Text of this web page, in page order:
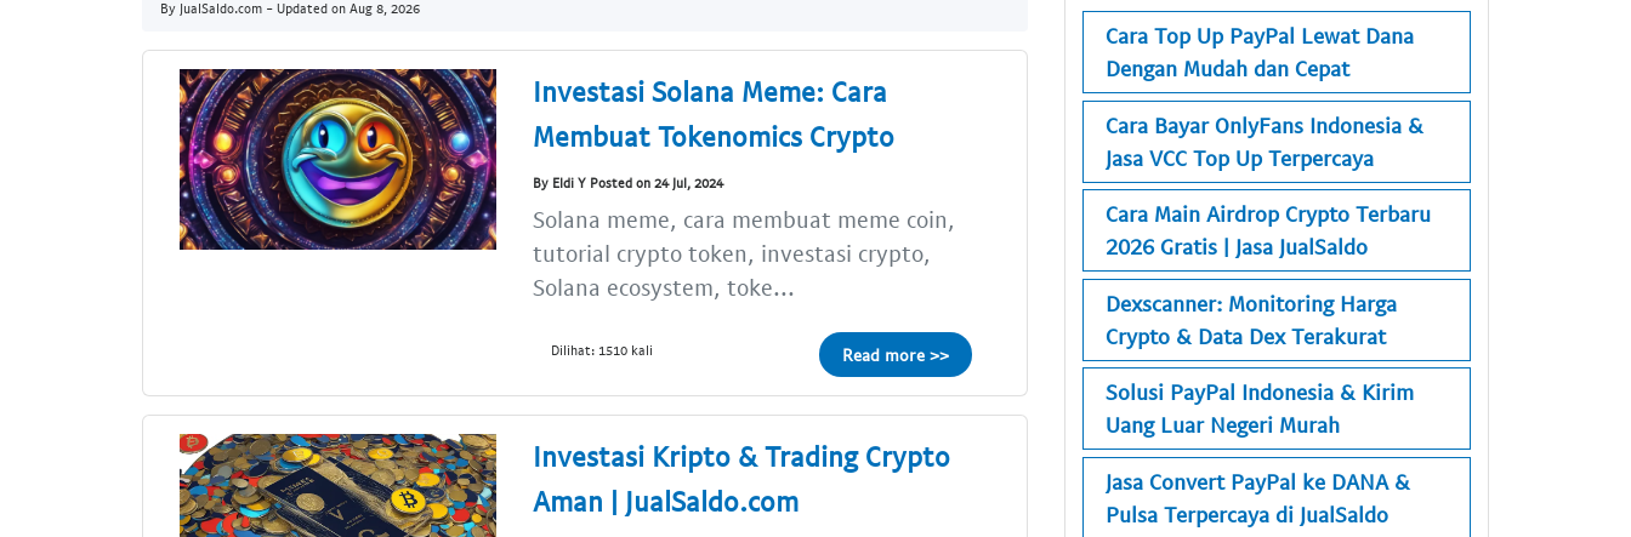
By JualSaldo.com - Updated on Aug 8, 2026
Investasi Solana Meme: Cara
Membuat Tokenomics Crypto
By Eldi Y Posted on 24 Jul, 2024
Solana meme, cara membuat meme coin,
tutorial crypto token, investasi crypto,
Solana ecosystem, toke...
Dilihat: 1510 kali Read more >>
Investasi Kripto & Trading Crypto
Aman | JualSaldo.com
Cara Top Up PayPal Lewat Dana
Dengan Mudah dan Cepat
Cara Bayar OnlyFans Indonesia &
Jasa VCC Top Up Terpercaya
Cara Main Airdrop Crypto Terbaru
2026 Gratis | Jasa JualSaldo
Dexscanner: Monitoring Harga
Crypto & Data Dex Terakurat
Solusi PayPal Indonesia & Kirim
Uang Luar Negeri Murah
Jasa Convert PayPal ke DANA &
Pulsa Terpercaya di JualSaldo